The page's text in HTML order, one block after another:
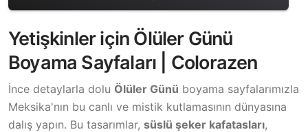
Yetişkinler için Ölüler Günü
Boyama Sayfaları | Colorazen
İnce detaylarla dolu Ölüler Günü boyama sayfalarımızla
Meksika'nın bu canlı ve mistik kutlamasının dünyasına
dalış yapın. Bu tasarımlar, süslü şeker kafatasları,